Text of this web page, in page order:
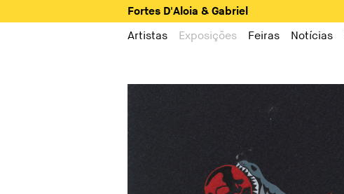
Fortes D'Aloia & Gabriel
Artistas Exposições Feiras Notícias